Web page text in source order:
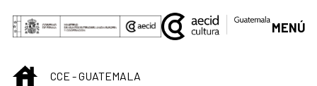
Saltar al contenido principal
MENÚ
INICIOCCE - GUATEMALA